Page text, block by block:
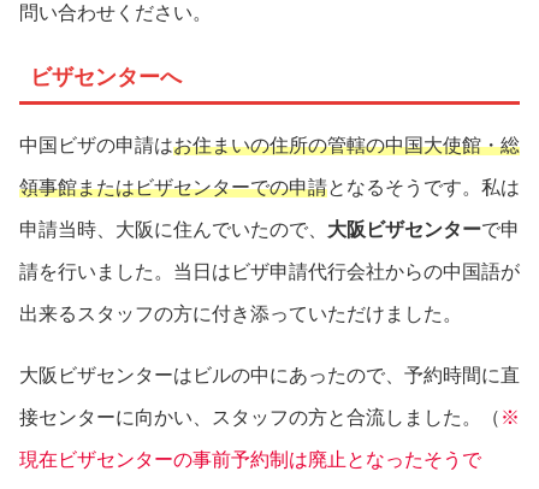
問い合わせください。
ビザセンターへ
中国ビザの申請はお住まいの住所の管轄の中国大使館・総
領事館またはビザセンターでの申請となるそうです。私は
申請当時、大阪に住んでいたので、 大阪ビザセンターで申
請を行いました。当日はビザ申請代行会社からの中国語が
出来るスタッフの方に付き添っていただけました。
大阪ビザセンターはビルの中にあったので、予約時間に直
接センターに向かい、スタッフの方と合流しました。（ ※
現在ビザセンターの事前予約制は廃止となったそうで